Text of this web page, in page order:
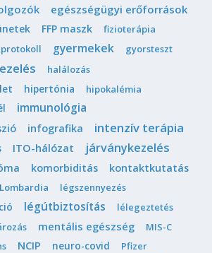
egészségügyi erőforrások
FFP maszk
fizioterápia
gyermekek gyorsteszt
halálozás
hipertónia hipokalémia
immunológia
infografika intenzív terápia
ITO-hálózat járványkezelés
komorbiditás kontaktkutatás
Lombardia légszennyezés
légútbiztosítás lélegeztetés
mentális egészség MIS-C
NCIP neuro-covid
Pfizer